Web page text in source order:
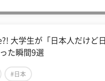
大学生が「日本人だけど日
た瞬間9選
#日本